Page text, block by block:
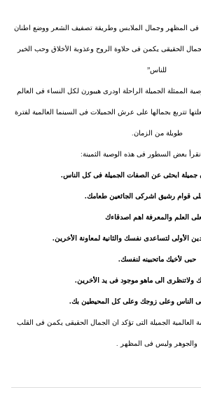
فى المظهر وجمال الملابس وطريقة تصفيف الشعر ووضع اطنان
الحقيقى يكمن فى حلاوة الروح وعذوبة الأخلاق وحب الخير
للناس”
الممثلة الجميلة الراحلة اودرى هيبورن لكل النساء فى العالم
تتربع بجمالها على عرش الجميلات فى السينما العالمية لفترة
طويلة من الزمان.
نقرأ بعض السطور فى هذه الوصية الثمينة:
ابحثى عن الصفات الجميلة فى كل الناس.
قوام رشيق اشركى الجائعين طعامك.
العلم والمعرفة اهم اصدقاءك
الأولى لتساعدى نفسك والثانية لمعاونة الأخرين.
حبى لأخيك ماتحبينه لنفسك.
ولاتنظرى الى ماهو موجود فى يد الأخرين.
الناس وعلى زوجك وعلى كل المحيطين بك.
الجميلة التى تؤكد ان الجمال الحقيقى يكمن فى القلب
والجوهر وليس فى المظهر .